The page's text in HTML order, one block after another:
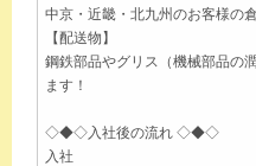
中京・近畿・北九州のお客様の
【配送物】
鋼鉄部品やグリス（機械部品の
ます！
◇◆◇入社後の流れ ◇◆◇
入社